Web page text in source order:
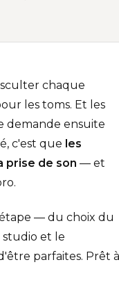
chaque
les toms. Et les
demande ensuite
c'est que les
prise de son — et
— du choix du
et le
parfaites. Prêt à